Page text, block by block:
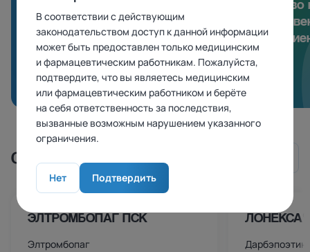
Эффективность
производственных
процессов
01 для
СМОТРИТЕ ТАКЖЕ
ЭЛТРОМБОПАГ ПСК
Элтромбопаг Дарбэпоэтин
В соответствии с действующим
законодательством доступ к данной информации
может быть предоставлен только медицинским
и фармацевтическим работникам. Пожалуйста,
подтвердите, что вы являетесь медицинским
или фармацевтическим работником и берёте
на себя ответственность за последствия,
вызванные возможным нарушением указанного
ограничения.
Нет Подтвердить